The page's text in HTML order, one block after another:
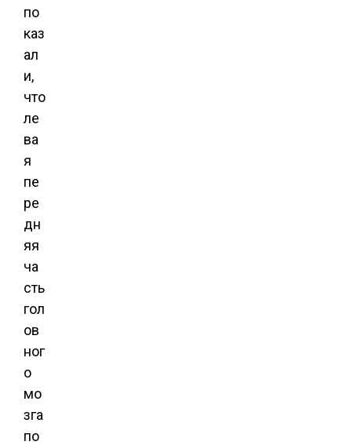
по
каз
ал
и,
что
ле
ва
я
пе
ре
дн
яя
ча
сть
гол
ов
ног
о
мо
зга
по